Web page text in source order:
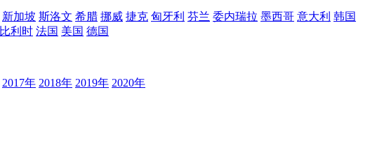
新加坡 斯洛文 希腊 挪威 捷克 匈牙利 芬兰 委内瑞拉 墨西哥 意大利 韩国
比利时 法国 美国 德国
2017年 2018年 2019年 2020年